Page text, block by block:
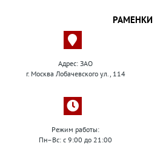
РАМЕНКИ
Адрес: ЗАО
г. Москва Лобачевского ул., 114
Режим работы:
Пн–Вс: с 9:00 до 21:00